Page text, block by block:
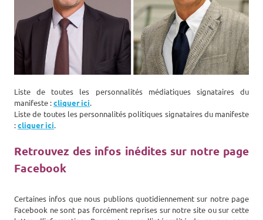
Liste de toutes les personnalités médiatiques signataires du
manifeste :cliquer ici.
Liste de toutes les personnalités politiques signataires du manifeste
:cliquer ici.
Retrouvez des infos inédites sur notre page
Facebook
Certaines infos que nous publions quotidiennement sur notre page
Facebook ne sont pas forcément reprises sur notre site ou sur cette